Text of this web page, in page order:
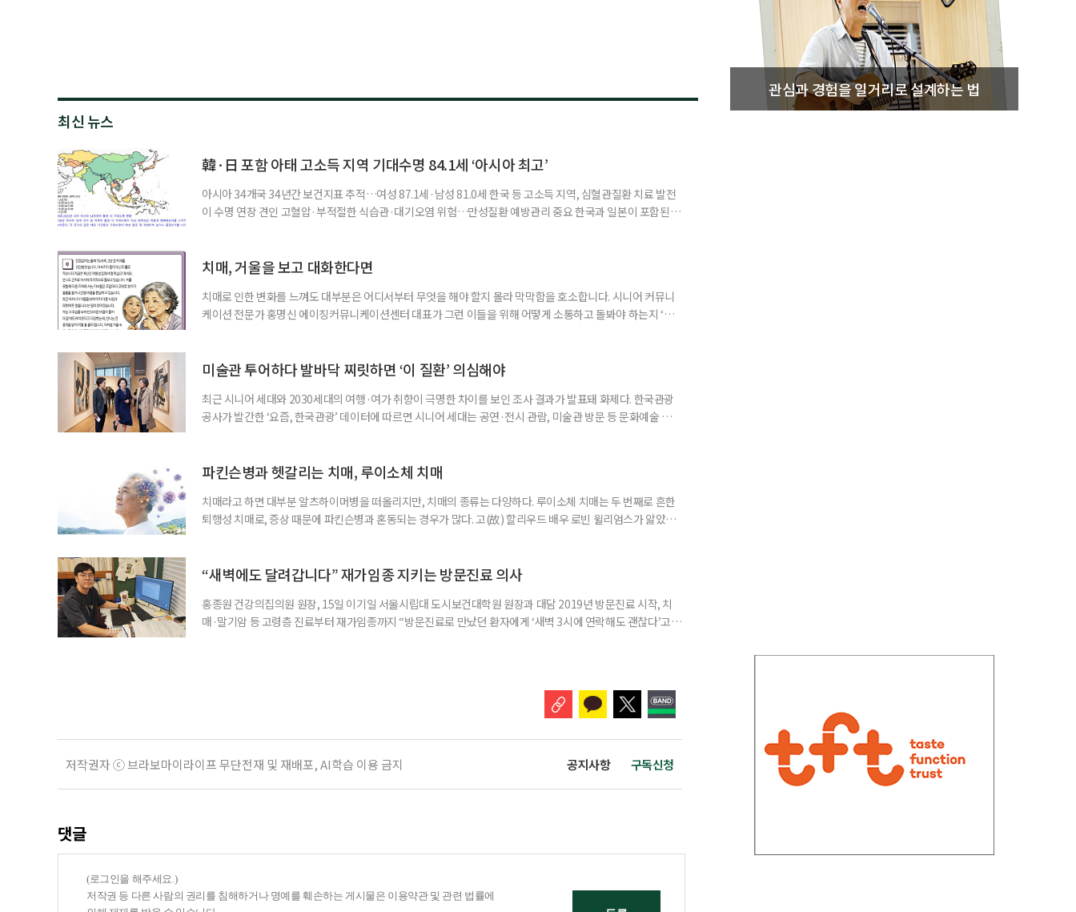
최신 뉴스
韓·日 포함 아태 고소득 지역 기대수명 84.1세 ‘아시아 최고’
아시아 34개국 34년간 보건지표 추적…여성 87.1세·남성 81.0세 한국 등 고소득 지역, 심혈관질환 치료 발전
이 수명 연장 견인 고혈압·부적절한 식습관·대기오염 위험…만성질환 예방관리 중요 한국과 일본이 포함된 아
분석한 장기 추적 결과를 발표했다. 이번 연구에는 고려대와 경희대를 비롯해 연세대, 워싱턴대 보건계량평
치매, 거울을 보고 대화한다면
치매로 인한 변화를 느껴도 대부분은 어디서부터 무엇을 해야 할지 몰라 막막함을 호소합니다. 시니어 커뮤니
케이션 전문가 홍명신 에이징커뮤니케이션센터 대표가 그런 이들을 위해 어떻게 소통하고 돌봐야 하는지 ‘치
어릴 때는 거울 속 모습을 다른 사람으로 인식했습니다. 대개 두 살 무렵이 되면 ‘거울 속의 나’를 알아보지요.
미술관 투어하다 발바닥 찌릿하면 ‘이 질환’ 의심해야
최근 시니어 세대와 2030세대의 여행·여가 취향이 극명한 차이를 보인 조사 결과가 발표돼 화제다. 한국관광
공사가 발간한 ‘요즘, 한국관광’ 데이터에 따르면 시니어 세대는 공연·전시 관람, 미술관 방문 등 문화예술 공간
보여준다. 일각에선 취업난과 경제적 불확실성 속에 2030세대는 심리적 휴식과 복잡한 생각을 비워내는
파킨슨병과 헷갈리는 치매, 루이소체 치매
치매라고 하면 대부분 알츠하이머병을 떠올리지만, 치매의 종류는 다양하다. 루이소체 치매는 두 번째로 흔한
퇴행성 치매로, 증상 때문에 파킨슨병과 혼동되는 경우가 많다. 고(故) 할리우드 배우 로빈 윌리엄스가 앓았던
야 한다. 루이소체는 알파시뉴클레인(Alpha-synuclein)이라는 단백질이 비정상적으로 응집해 만
“새벽에도 달려갑니다” 재가임종 지키는 방문진료 의사
홍종원 건강의집의원 원장, 15일 이기일 서울시립대 도시보건대학원 원장과 대담 2019년 방문진료 시작, 치
매·말기암 등 고령층 진료부터 재가임종까지 “방문진료로 만났던 환자에게 ‘새벽 3시에 연락해도 괜찮다’고
저작권자 ⓒ 브라보마이라이프 무단전재 및 재배포, AI학습 이용 금지 공지사항 구독신청
댓글
관심과 경험을 일거리로 설계하는 법